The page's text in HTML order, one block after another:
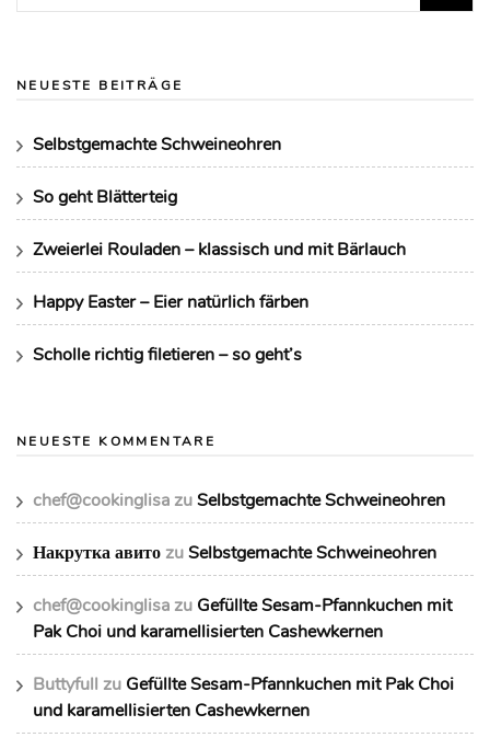
nach:
NEUESTE BEITRÄGE
Selbstgemachte Schweineohren
So geht Blätterteig
Zweierlei Rouladen – klassisch und mit Bärlauch
Happy Easter – Eier natürlich färben
Scholle richtig filetieren – so geht’s
NEUESTE KOMMENTARE
chef@cookinglisa zuSelbstgemachte Schweineohren
Накрутка авито zuSelbstgemachte Schweineohren
chef@cookinglisa zu Gefüllte Sesam-Pfannkuchen mit
Pak Choi und karamellisierten Cashewkernen
Buttyfull zu Gefüllte Sesam-Pfannkuchen mit Pak Choi
und karamellisierten Cashewkernen